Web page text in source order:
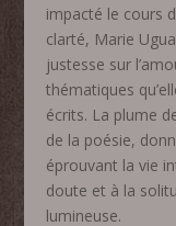
impacté le cours
clarté, Marie
justesse sur
thématiques
écrits. La plume
de la poésie,
éprouvant la vie
doute et à la
lumineuse.